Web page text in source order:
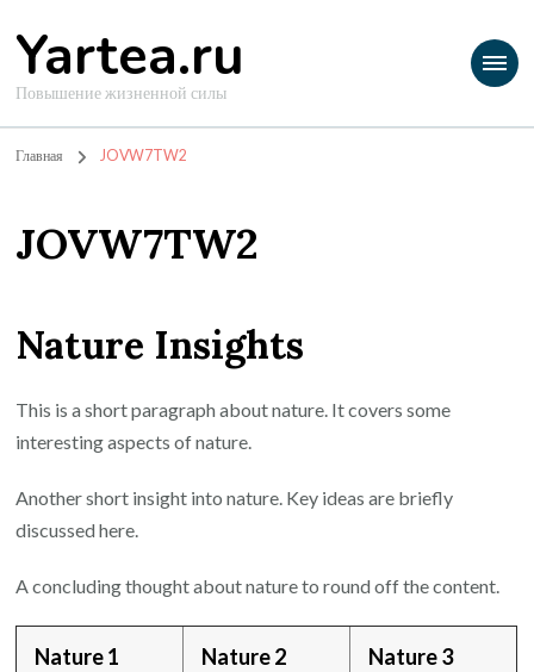
Yartea.ru
Повышение жизненной силы
Главная JOVW7TW2
JOVW7TW2
Nature Insights
This is a short paragraph about nature. It covers some
interesting aspects of nature.
Another short insight into nature. Key ideas are briefly
discussed here.
A concluding thought about nature to round off the content.
Nature 1 Nature 2 Nature 3